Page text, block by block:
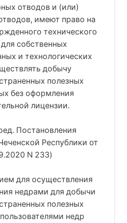
отводов и (или)
имеют право на
технического
собственных
и технологических
добычу
полезных
без оформления
лицензии.
Постановления
Республики от
N 233)
для осуществления
недрами для добычи
полезных
недр